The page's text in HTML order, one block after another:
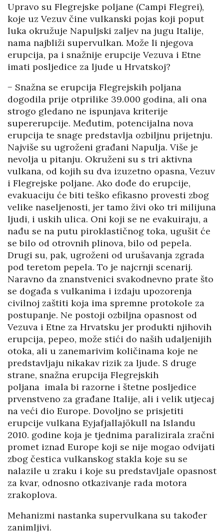
Upravo su Flegrejske poljane (Campi Flegrei),
koje uz Vezuv čine vulkanski pojas koji poput
luka okružuje Napuljski zaljev na jugu Italije,
nama najbliži supervulkan. Može li njegova
erupcija, pa i snažnije erupcije Vezuva i Etne
imati posljedice za ljude u Hrvatskoj?
− Snažna se erupcija Flegrejskih poljana
dogodila prije otprilike 39.000 godina, ali ona
strogo gledano ne ispunjava kriterije
supererupcije. Međutim, potencijalna nova
erupcija te snage predstavlja ozbiljnu prijetnju.
Najviše su ugroženi građani Napulja. Više je
nevolja u pitanju. Okruženi su s tri aktivna
vulkana, od kojih su dva izuzetno opasna, Vezuv
i Flegrejske poljane. Ako dođe do erupcije,
evakuaciju će biti teško efikasno provesti zbog
velike naseljenosti, jer tamo živi oko tri milijuna
ljudi, i uskih ulica. Oni koji se ne evakuiraju, a
nađu se na putu piroklastičnog toka, ugušit će
se bilo od otrovnih plinova, bilo od pepela.
Drugi su, pak, ugroženi od urušavanja zgrada
pod teretom pepela. To je najcrnji scenarij.
Naravno da znanstvenici svakodnevno prate što
se događa s vulkanima i izdaju upozorenja
civilnoj zaštiti koja ima spremne protokole za
postupanje. Ne postoji ozbiljna opasnost od
Vezuva i Etne za Hrvatsku jer produkti njihovih
erupcija, pepeo, može stići do naših udaljenijih
otoka, ali u zanemarivim količinama koje ne
predstavljaju nikakav rizik za ljude. S druge
strane, snažna erupcija Flegrejskih
poljana imala bi razorne i štetne posljedice
prvenstveno za građane Italije, ali i velik utjecaj
na veći dio Europe. Dovoljno se prisjetiti
erupcije vulkana Eyjafjallajökull na Islandu
2010. godine koja je tjednima paralizirala zračni
promet iznad Europe koji se nije mogao odvijati
zbog čestica vulkanskog stakla koje su se
nalazile u zraku i koje su predstavljale opasnost
za kvar, odnosno otkazivanje rada motora
zrakoplova.
Mehanizmi nastanka supervulkana su također
zanimljivi.